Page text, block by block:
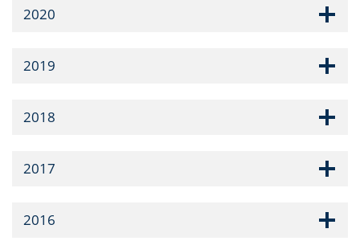
2020
2019
2018
2017
2016